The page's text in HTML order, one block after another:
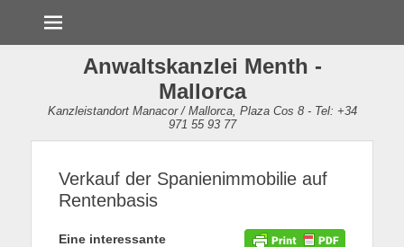
Anwaltskanzlei Menth -
Mallorca
Kanzleistandort Manacor / Mallorca, Plaza Cos 8 - Tel: +34
971 55 93 77
Verkauf der Spanienimmobilie auf
Rentenbasis
Eine interessante